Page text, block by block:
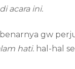
acara ini.
gw
hati. hal-hal